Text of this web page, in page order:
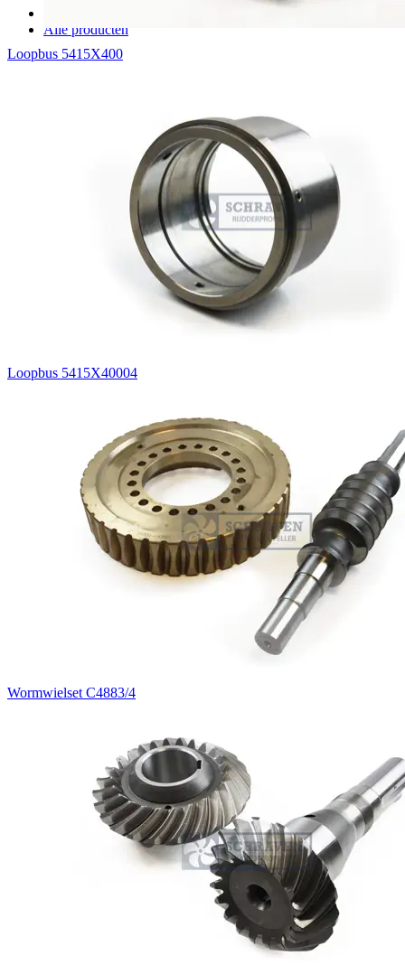
Alle producten
Loopbus 5415X400
Loopbus 5415X40004
Wormwielset C4883/4